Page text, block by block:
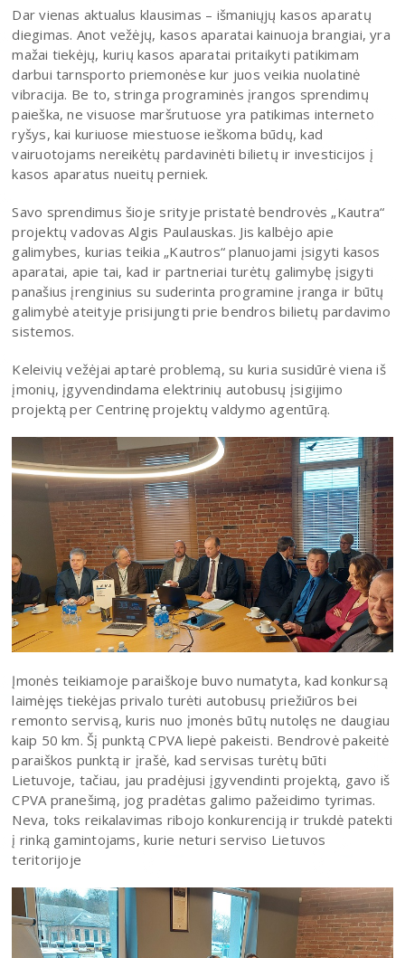
Dar vienas aktualus klausimas – išmaniųjų kasos aparatų
diegimas. Anot vežėjų, kasos aparatai kainuoja brangiai, yra
mažai tiekėjų, kurių kasos aparatai pritaikyti patikimam
darbui tarnsporto priemonėse kur juos veikia nuolatinė
vibracija. Be to, stringa programinės įrangos sprendimų
paieška, ne visuose maršrutuose yra patikimas interneto
ryšys, kai kuriuose miestuose ieškoma būdų, kad
vairuotojams nereikėtų pardavinėti bilietų ir investicijos į
kasos aparatus nueitų perniek.
Savo sprendimus šioje srityje pristatė bendrovės „Kautra“
projektų vadovas Algis Paulauskas. Jis kalbėjo apie
galimybes, kurias teikia „Kautros“ planuojami įsigyti kasos
aparatai, apie tai, kad ir partneriai turėtų galimybę įsigyti
panašius įrenginius su suderinta programine įranga ir būtų
galimybė ateityje prisijungti prie bendros bilietų pardavimo
sistemos.
Keleivių vežėjai aptarė problemą, su kuria susidūrė viena iš
įmonių, įgyvendindama elektrinių autobusų įsigijimo
projektą per Centrinę projektų valdymo agentūrą.
Įmonės teikiamoje paraiškoje buvo numatyta, kad konkursą
laimėjęs tiekėjas privalo turėti autobusų priežiūros bei
remonto servisą, kuris nuo įmonės būtų nutolęs ne daugiau
kaip 50 km. Šį punktą CPVA liepė pakeisti. Bendrovė pakeitė
paraiškos punktą ir įrašė, kad servisas turėtų būti
Lietuvoje, tačiau, jau pradėjusi įgyvendinti projektą, gavo iš
CPVA pranešimą, jog pradėtas galimo pažeidimo tyrimas.
Neva, toks reikalavimas ribojo konkurenciją ir trukdė patekti
į rinką gamintojams, kurie neturi serviso Lietuvos
teritorijoje